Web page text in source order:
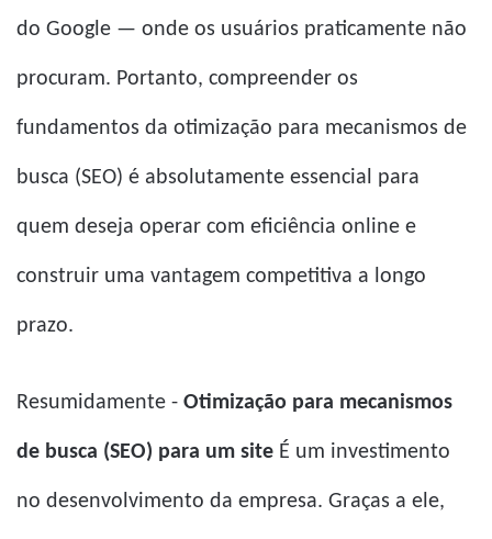
do Google — onde os usuários praticamente não
procuram. Portanto, compreender os
fundamentos da otimização para mecanismos de
busca (SEO) é absolutamente essencial para
quem deseja operar com eficiência online e
construir uma vantagem competitiva a longo
prazo.
Resumidamente - Otimização para mecanismos
de busca (SEO) para um site É um investimento
no desenvolvimento da empresa. Graças a ele,